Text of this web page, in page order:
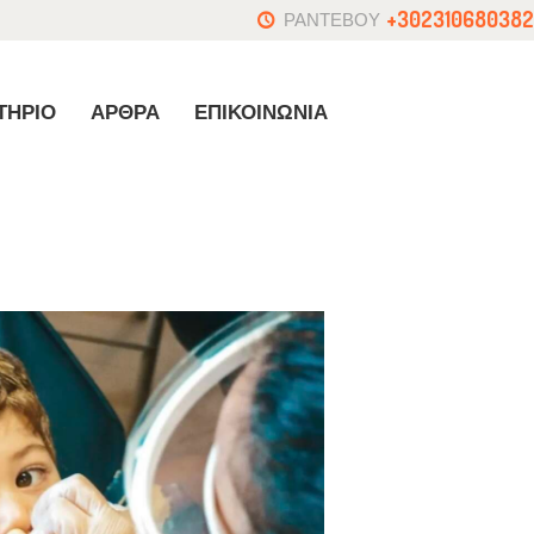
ΡΑΝΤΕΒΟΥ +302310680382
ΑΡΘΡΑ ΕΠΙΚΟΙΝΩΝΙΑ